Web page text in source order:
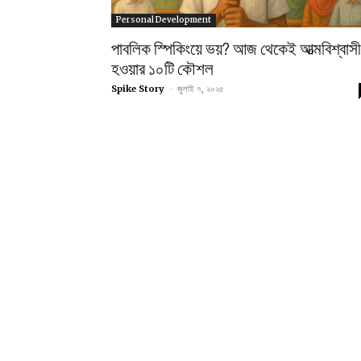
Personal Development
পাবলিক স্পিকিংয়ে ভয়? আজ থেকেই আত্মবিশ্বাসী
হওয়ার ১০টি কৌশল
Spike Story - জুলাই ৭, ২০২৫